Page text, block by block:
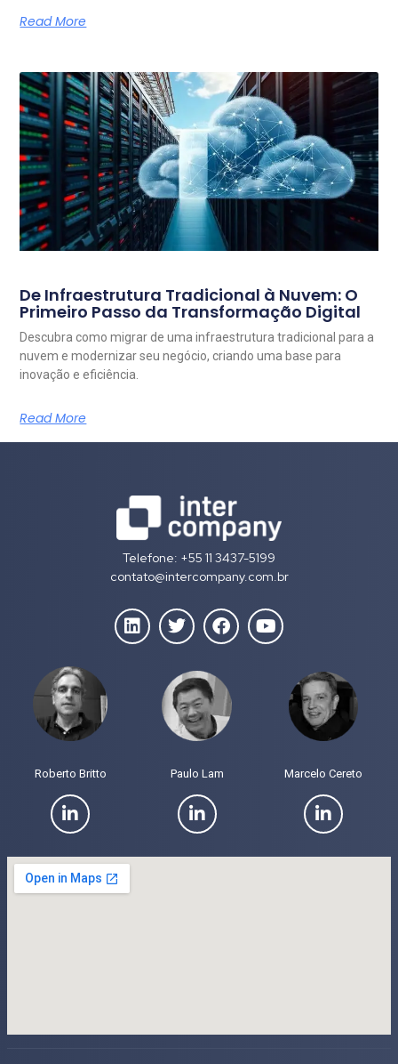
Read More
De Infraestrutura Tradicional à Nuvem: O
Primeiro Passo da Transformação Digital
Descubra como migrar de uma infraestrutura tradicional para a
nuvem e modernizar seu negócio, criando uma base para
inovação e eficiência.
Read More
Telefone: +55 11 3437-5199
contato@intercompany.com.br
Roberto Britto Paulo Lam Marcelo Cereto